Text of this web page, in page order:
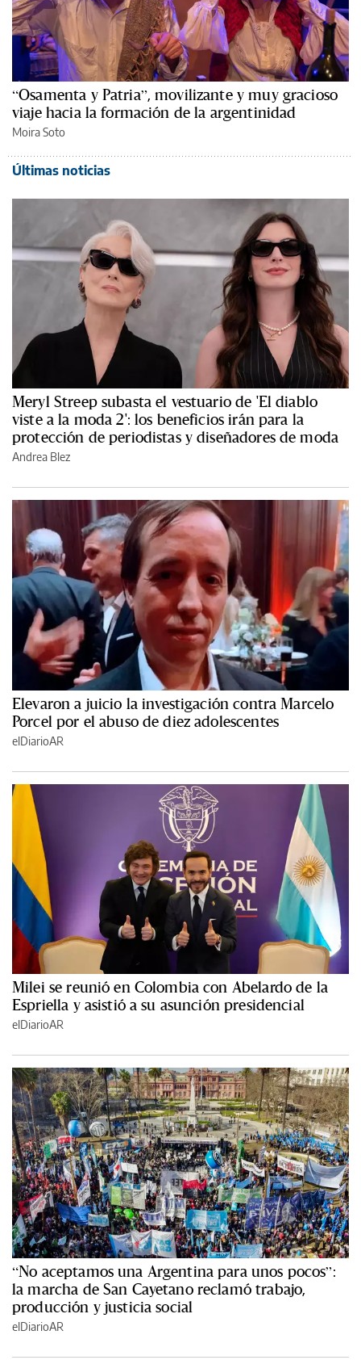
“Osamenta y Patria”, movilizante y muy gracioso
viaje hacia la formación de la argentinidad
Moira Soto
Últimas noticias
Meryl Streep subasta el vestuario de 'El diablo
viste a la moda 2': los beneficios irán para la
protección de periodistas y diseñadores de moda
Andrea Blez
Elevaron a juicio la investigación contra Marcelo
Porcel por el abuso de diez adolescentes
elDiarioAR
Milei se reunió en Colombia con Abelardo de la
Espriella y asistió a su asunción presidencial
elDiarioAR
“No aceptamos una Argentina para unos pocos”:
la marcha de San Cayetano reclamó trabajo,
producción y justicia social
elDiarioAR